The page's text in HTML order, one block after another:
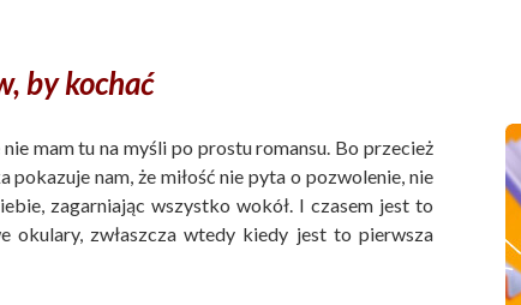
by kochać
mam tu na myśli po prostu romansu. Bo przecież
nam, że miłość nie pyta o pozwolenie, nie
zagarniając wszystko wokół. I czasem jest to
okulary, zwłaszcza wtedy kiedy jest to pierwsza